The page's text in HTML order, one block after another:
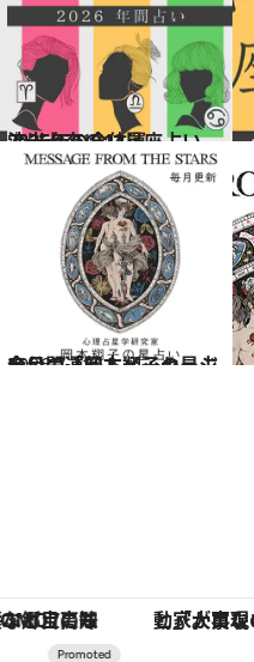
2025.12.17
流光七奈の12星座占い 2026年の全体運
占い
2026.7.31
今月の運勢＆メッセージを公開「岡本翔子の星占い」
占い
「大事なのは地域の意識を変えること」。ロレックス賞受賞の自然保護活動家が実現させたナイジェリアの自然環境の復活 ヴァシュロン・コンスタンタ